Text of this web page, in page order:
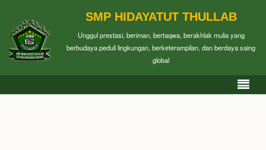
SMP HIDAYATUT THULLAB
Unggul prestasi, beriman, bertaqwa, berakhlak mulia yang
berbudaya peduli lingkungan, berketerampilan, dan berdaya saing
global